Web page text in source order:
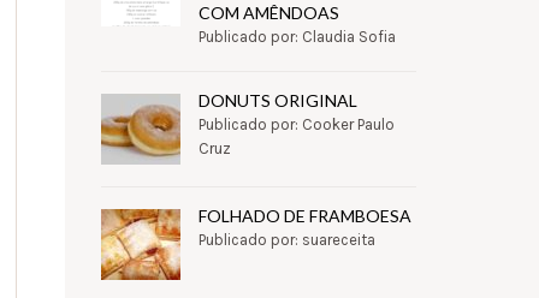
COM AMÊNDOAS
Publicado por: Claudia Sofia
DONUTS ORIGINAL
Publicado por: Cooker Paulo
Cruz
FOLHADO DE FRAMBOESA
Publicado por: suareceita